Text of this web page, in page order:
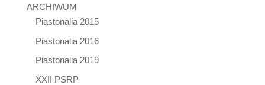
ARCHIWUM
Piastonalia 2015
Piastonalia 2016
Piastonalia 2019
XXII PSRP